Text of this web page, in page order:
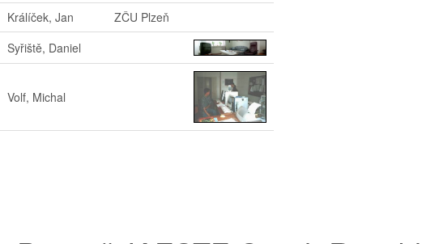
Králíček, Jan
ZČU Plzeň
Syřiště, Daniel
Volf, Michal